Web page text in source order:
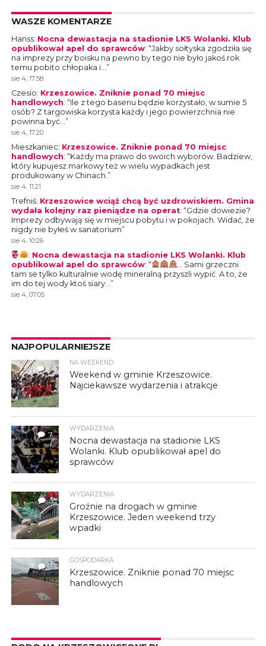
WASZE KOMENTARZE
Hanss: Nocna dewastacja na stadionie LKS Wolanki. Klub
opublikował apel do sprawców: “Jakby sołtyska zgodziła się
na imprezy przy boisku na pewno by tego nie było jakoś rok
temu pobito chłopaka i… ”
sie 4, 17:58
Czesio: Krzeszowice. Zniknie ponad 70 miejsc
handlowych: “Ile z tego basenu będzie korzystało, w sumie 5
osób? Z targowiska korzysta każdy i jego powierzchnia nie
powinna być… ”
sie 4, 17:20
Mieszkaniec: Krzeszowice. Zniknie ponad 70 miejsc
handlowych: “Każdy ma prawo do swoich wyborów. Badziew,
który kupujesz markowy też w wielu wypadkach jest
produkowany w Chinach. ”
sie 4, 11:21
Trefniś: Krzeszowice wciąż chcą być uzdrowiskiem. Gmina
wydała kolejny raz pieniądze na operat: “Gdzie dowiezie?
Imprezy odbywają się w miejscu pobytu i w pokojach. Widać, że
nigdy nie byłeś w sanatorium”
sie 4, 10:26
: Nocna dewastacja na stadionie LKS Wolanki. Klub
opublikował apel do sprawców: “
… Sami grzeczni
tam se tylko kulturalnie wodę mineralną przyszli wypić. A to, że
im do tej wody ktoś siary… ”
sie 4, 07:05
NAJPOPULARNIEJSZE
4
NA WEEKEND
Weekend w gminie Krzeszowice.
Najciekawsze wydarzenia i atrakcje
7
WYDARZENIA
Nocna dewastacja na stadionie LKS
Wolanki. Klub opublikował apel do
sprawców
3
WYDARZENIA
Groźnie na drogach w gminie
Krzeszowice. Jeden weekend trzy
wpadki
3
GOSPODARKA
Krzeszowice. Zniknie ponad 70 miejsc
handlowych